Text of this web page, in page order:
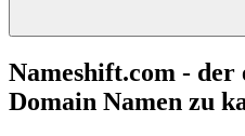
Nameshift.com - der
Domain Namen zu